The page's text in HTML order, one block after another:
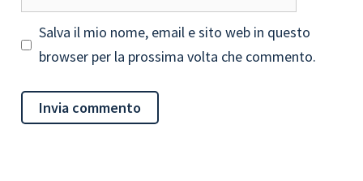
web
Salva il mio nome, email e sito web in questo
browser per la prossima volta che commento.